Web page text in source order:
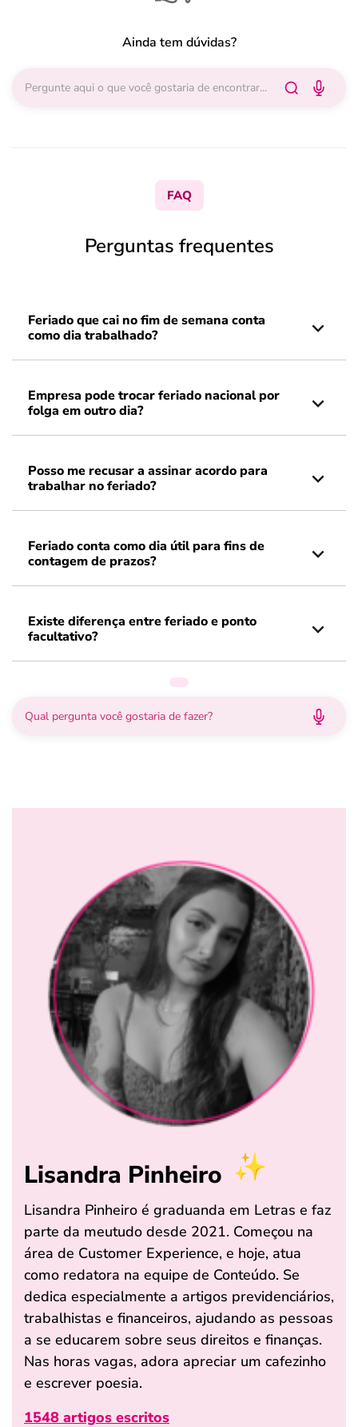
Ainda tem dúvidas?
FAQ
Perguntas frequentes
Feriado que cai no fim de semana conta
como dia trabalhado?
Empresa pode trocar feriado nacional por
folga em outro dia?
Posso me recusar a assinar acordo para
trabalhar no feriado?
Feriado conta como dia útil para fins de
contagem de prazos?
Existe diferença entre feriado e ponto
facultativo?
Lisandra Pinheiro
Lisandra Pinheiro é graduanda em Letras e faz
parte da meutudo desde 2021. Começou na
área de Customer Experience, e hoje, atua
como redatora na equipe de Conteúdo. Se
dedica especialmente a artigos previdenciários,
trabalhistas e financeiros, ajudando as pessoas
a se educarem sobre seus direitos e finanças.
Nas horas vagas, adora apreciar um cafezinho
e escrever poesia.
1548 artigos escritos